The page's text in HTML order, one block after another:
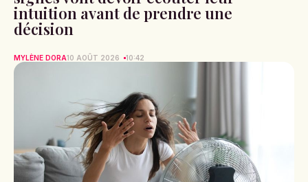
intuition avant de prendre une
décision
MYLÈNE DORA10 AOÛT 2026 10:42